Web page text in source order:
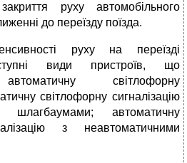
руху автомобільного
до переїзду поїзда.
руху на переїзді
види пристроїв, що
світлофорну
світлофорну сигналізацію
шлагбаумами; автоматичну
з неавтоматичними